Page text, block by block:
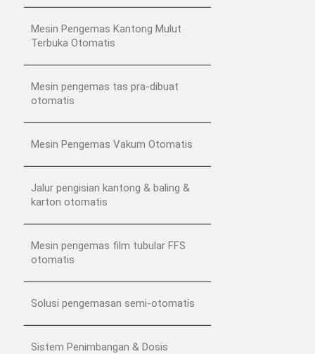
Mesin Pengemas Kantong Mulut
Terbuka Otomatis
Mesin pengemas tas pra-dibuat
otomatis
Mesin Pengemas Vakum Otomatis
Jalur pengisian kantong & baling &
karton otomatis
Mesin pengemas film tubular FFS
otomatis
Solusi pengemasan semi-otomatis
Sistem Penimbangan & Dosis